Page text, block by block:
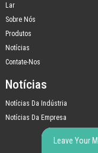
Lar
Sobre Nós
Produtos
Notícias
Contate-Nos
Notícias
Notícias Da Indústria
Notícias Da Empresa
Leave Your